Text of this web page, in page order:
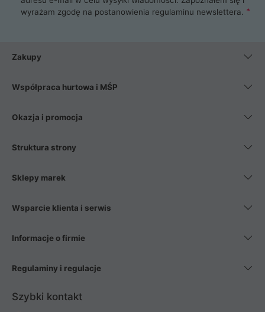
wyrażam zgodę na postanowienia regulaminu newslettera.
Zakupy
Współpraca hurtowa i MŚP
Okazja i promocja
Struktura strony
Sklepy marek
Wsparcie klienta i serwis
Informacje o firmie
Regulaminy i regulacje
Szybki kontakt